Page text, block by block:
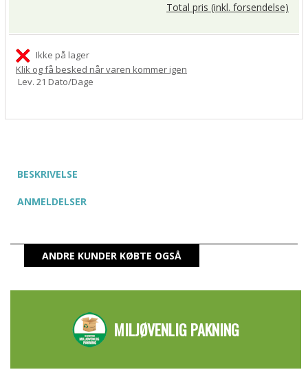
Total pris (inkl. forsendelse)
Ikke på lager
Klik og få besked når varen kommer igen
Lev. 21 Dato/Dage
BESKRIVELSE
ANMELDELSER
ANDRE KUNDER KØBTE OGSÅ
MILJØVENLIG PAKNING